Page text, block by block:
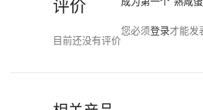
评价
目前还没有评价
您必须登录才能发